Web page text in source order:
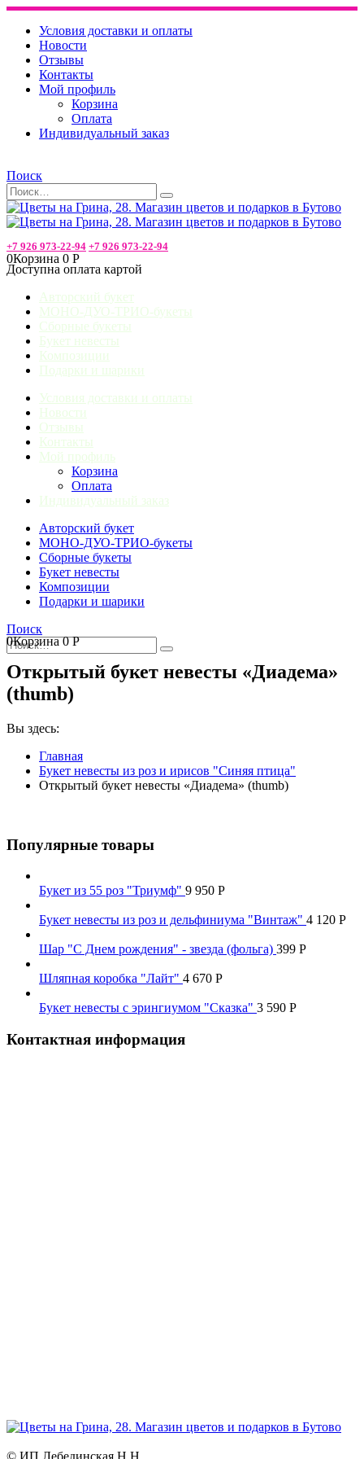
Условия доставки и оплаты
Новости
Отзывы
Контакты
Мой профиль
Корзина
Оплата
Индивидуальный заказ
Поиск
+7 926 973-22-94 +7 926 973-22-94
0Корзина 0 Р
Доступна оплата картой
Авторский букет
МОНО-ДУО-ТРИО-букеты
Сборные букеты
Букет невесты
Композиции
Подарки и шарики
Условия доставки и оплаты
Новости
Отзывы
Контакты
Мой профиль
Корзина
Оплата
Индивидуальный заказ
Авторский букет
МОНО-ДУО-ТРИО-букеты
Сборные букеты
Букет невесты
Композиции
Подарки и шарики
Поиск
0Корзина0Р
Открытый букет невесты «Диадема»
(thumb)
Вы здесь:
Главная
Букет невесты из роз и ирисов "Синяя птица"
Открытый букет невесты «Диадема» (thumb)
Популярные товары
Букет из 55 роз "Триумф" 9 950 Р
Букет невесты из роз и дельфиниума "Винтаж" 4 120 Р
Шар "С Днем рождения" - звезда (фольга) 399 Р
Шляпная коробка "Лайт" 4 670 Р
Букет невесты с эрингиумом "Сказка" 3 590 Р
Контактная информация
© ИП Лебединская Н.Н.